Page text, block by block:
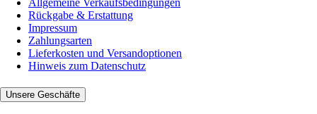
Allgemeine Verkaufsbedingungen
Rückgabe & Erstattung
Impressum
Zahlungsarten
Lieferkosten und Versandoptionen
Hinweis zum Datenschutz
Unsere Geschäfte